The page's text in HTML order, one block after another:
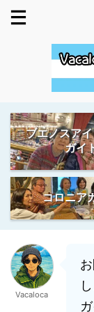
ブエノスア
ガイ
コロニア
Vacaloca